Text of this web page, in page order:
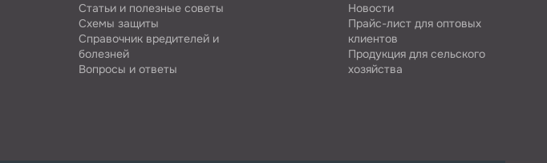
Статьи и полезные советы
Схемы защиты
Справочник вредителей и
болезней
Вопросы и ответы
Новости
Прайс-лист для оптовых
клиентов
Продукция для сельского
хозяйства